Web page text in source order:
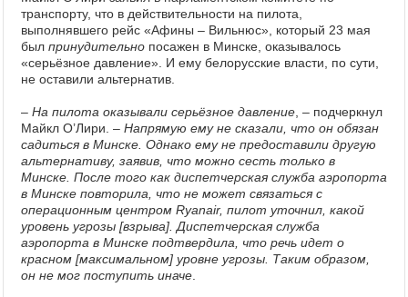
транспорту, что в действительности на пилота,
выполнявшего рейс «Афины – Вильнюс», который 23 мая
был принудительно посажен в Минске, оказывалось
«серьёзное давление». И ему белорусские власти, по сути,
не оставили альтернатив.
– На пилота оказывали серьёзное давление , – подчеркнул
Майкл О’Лири. – Напрямую ему не сказали, что он обязан
садиться в Минске. Однако ему не предоставили другую
альтернативу, заявив, что можно сесть только в
Минске. После того как диспетчерская служба аэропорта
в Минске повторила, что не может связаться с
операционным центром Ryanair, пилот уточнил, какой
уровень угрозы [взрыва]. Диспетчерская служба
аэропорта в Минске подтвердила, что речь идет о
красном [максимальном] уровне угрозы. Таким образом,
он не мог поступить иначе